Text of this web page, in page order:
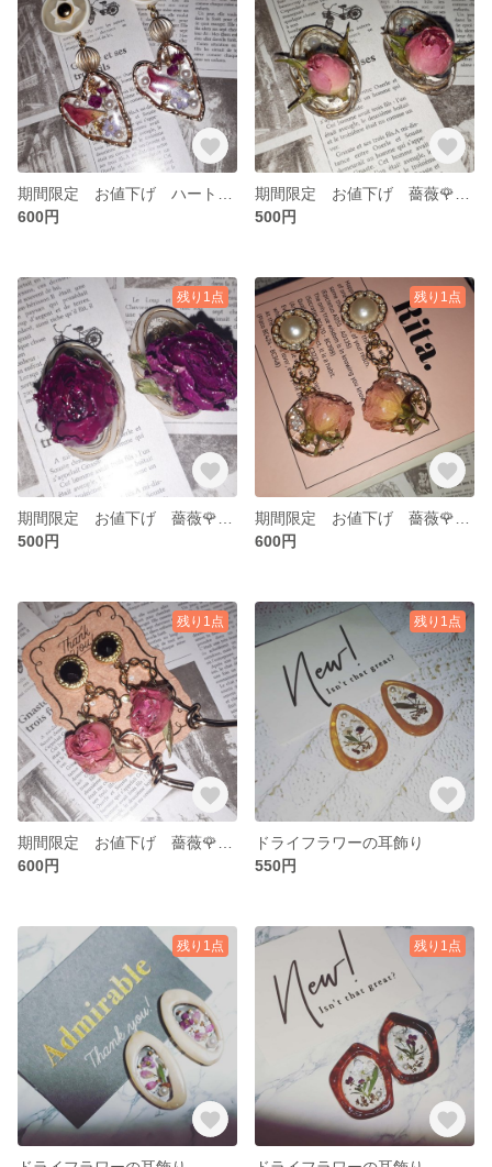
600円
500円
残り1点
500円
残り1点
600円
残り1点
600円
残り1点
ドライフラワーの耳飾り
550円
残り1点 残り1点